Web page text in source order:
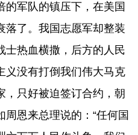
的军队的镇压下，在美国
落了。我国志愿军却整装
士热血横撒，后方的人民
义没有打倒我们伟大马克
，只好被迫签订合约，朝
恩来总理说的：“任何国